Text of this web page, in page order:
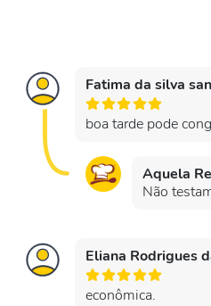
Fatima da silva
boa tarde pode
Aquela
Não
Eliana Rodrigues
econômica.